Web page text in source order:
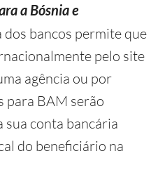
a Bósnia e
dos bancos permite que
pelo site
agência ou por
para BAM serão
conta bancária
do beneficiário na